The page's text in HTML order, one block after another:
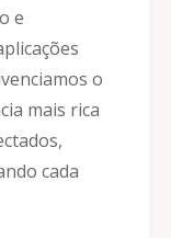
e
o
mais rica
cada